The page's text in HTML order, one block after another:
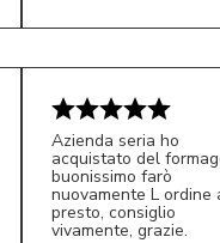
Azienda seria ho
acquistato del
buonissimo farò
nuovamente L ordine
presto, consiglio
vivamente, grazie.